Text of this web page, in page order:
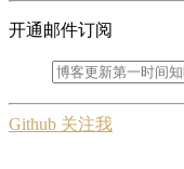
开通邮件订阅
Github 关注我